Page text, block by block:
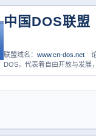
中国DOS联盟
联盟域名：www.cn-dos.net
DOS，代表着自由开放与发展